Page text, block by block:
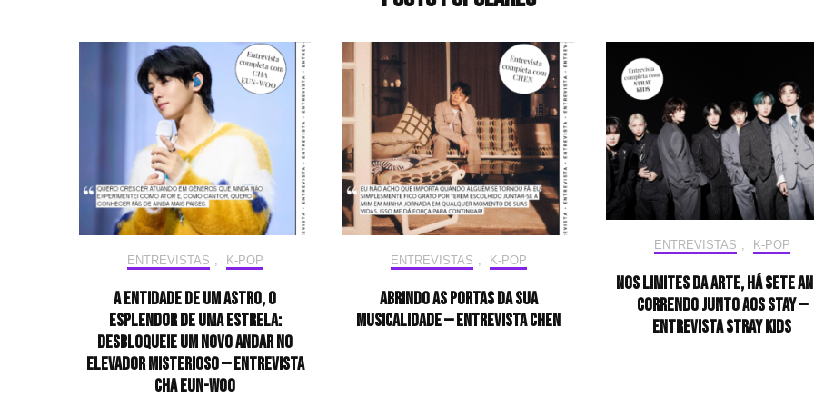
ENTREVISTAS K-POP
A entidade de um astro, o
esplendor de uma estrela:
desbloqueie um novo andar no
elevador misterioso — Entrevista
CHA EUN-WOO
ENTREVISTAS K-POP
Abrindo as portas da sua
musicalidade — Entrevista CHEN
ENTREVISTAS K-POP
Nos limites da arte, há sete
correndo junto aos STAY —
Entrevista Stray Kids